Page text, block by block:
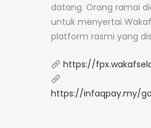
datang. Orang ramai
untuk menyertai
platform rasmi yang
https://
https://infaqpay.my/